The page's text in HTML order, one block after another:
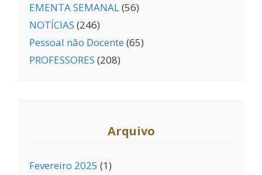
EMENTA SEMANAL(56)
NOTÍCIAS (246)
Pessoal não Docente (65)
PROFESSORES (208)
Arquivo
Fevereiro 2025 (1)